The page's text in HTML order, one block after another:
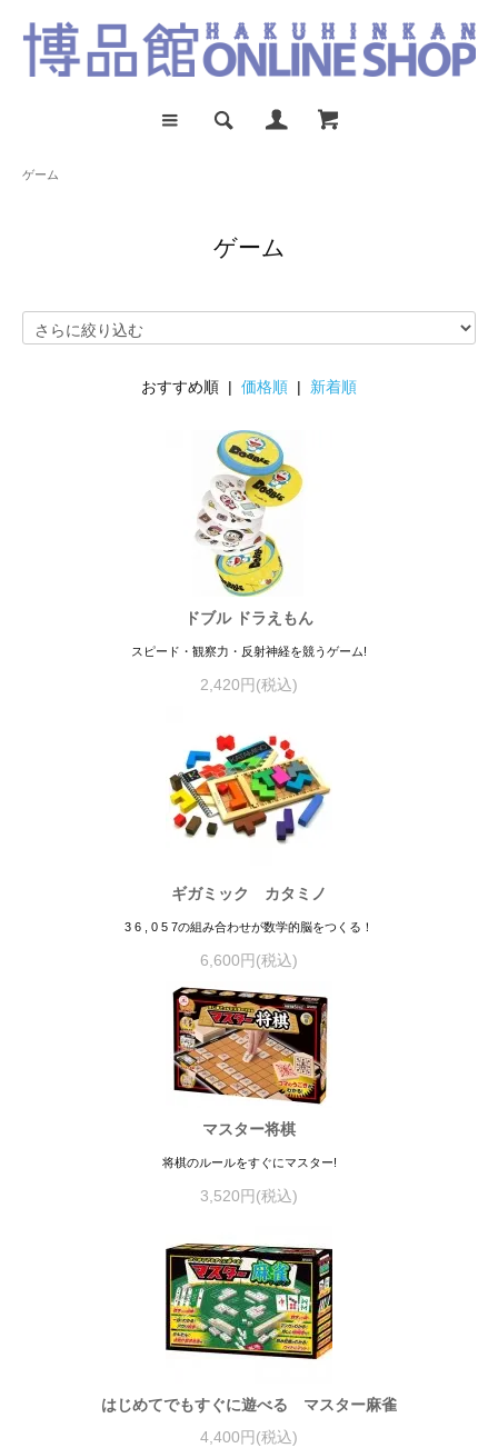
ゲーム
ゲーム
おすすめ順 | 価格順 | 新着順
ドブル ドラえもん
スピード・観察力・反射神経を競うゲーム!
2,420円(税込)
ギガミック カタミノ
3 6 , 0 5 7の組み合わせが数学的脳をつくる！
6,600円(税込)
マスター将棋
将棋のルールをすぐにマスター!
3,520円(税込)
はじめてでもすぐに遊べる マスター麻雀
4,400円(税込)